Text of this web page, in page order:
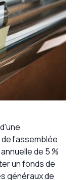
l'assemblée
de 5 %
un fonds de
généraux de